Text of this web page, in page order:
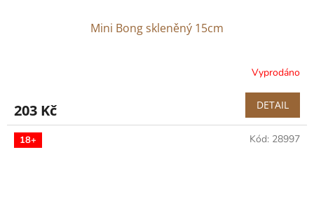
Mini Bong skleněný 15cm
Vyprodáno
203 Kč DETAIL
18+ Kód: 28997